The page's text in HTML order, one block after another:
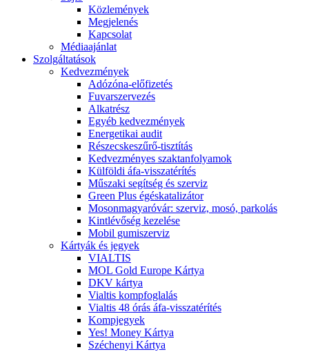
Közlemények
Megjelenés
Kapcsolat
Médiaajánlat
Szolgáltatások
Kedvezmények
Adózóna-előfizetés
Fuvarszervezés
Alkatrész
Egyéb kedvezmények
Energetikai audit
Részecskeszűrő-tisztítás
Kedvezményes szaktanfolyamok
Külföldi áfa-visszatérítés
Műszaki segítség és szerviz
Green Plus égéskatalizátor
Mosonmagyaróvár: szerviz, mosó, parkolás
Kintlévőség kezelése
Mobil gumiszerviz
Kártyák és jegyek
VIALTIS
MOL Gold Europe Kártya
DKV kártya
Vialtis kompfoglalás
Vialtis 48 órás áfa-visszatérítés
Kompjegyek
Yes! Money Kártya
Széchenyi Kártya